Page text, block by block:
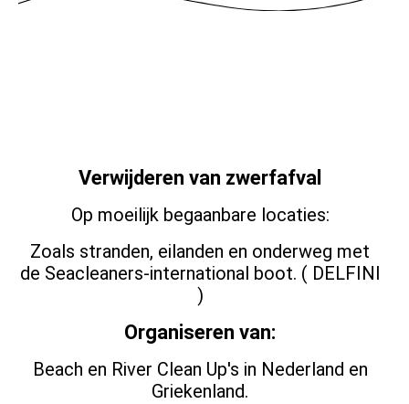
Verwijderen van zwerfafval
Op moeilijk begaanbare locaties:
Zoals stranden, eilanden en onderweg met
de Seacleaners-international boot. ( DELFINI
)
Organiseren van:
Beach en River Clean Up's in Nederland en
Griekenland.